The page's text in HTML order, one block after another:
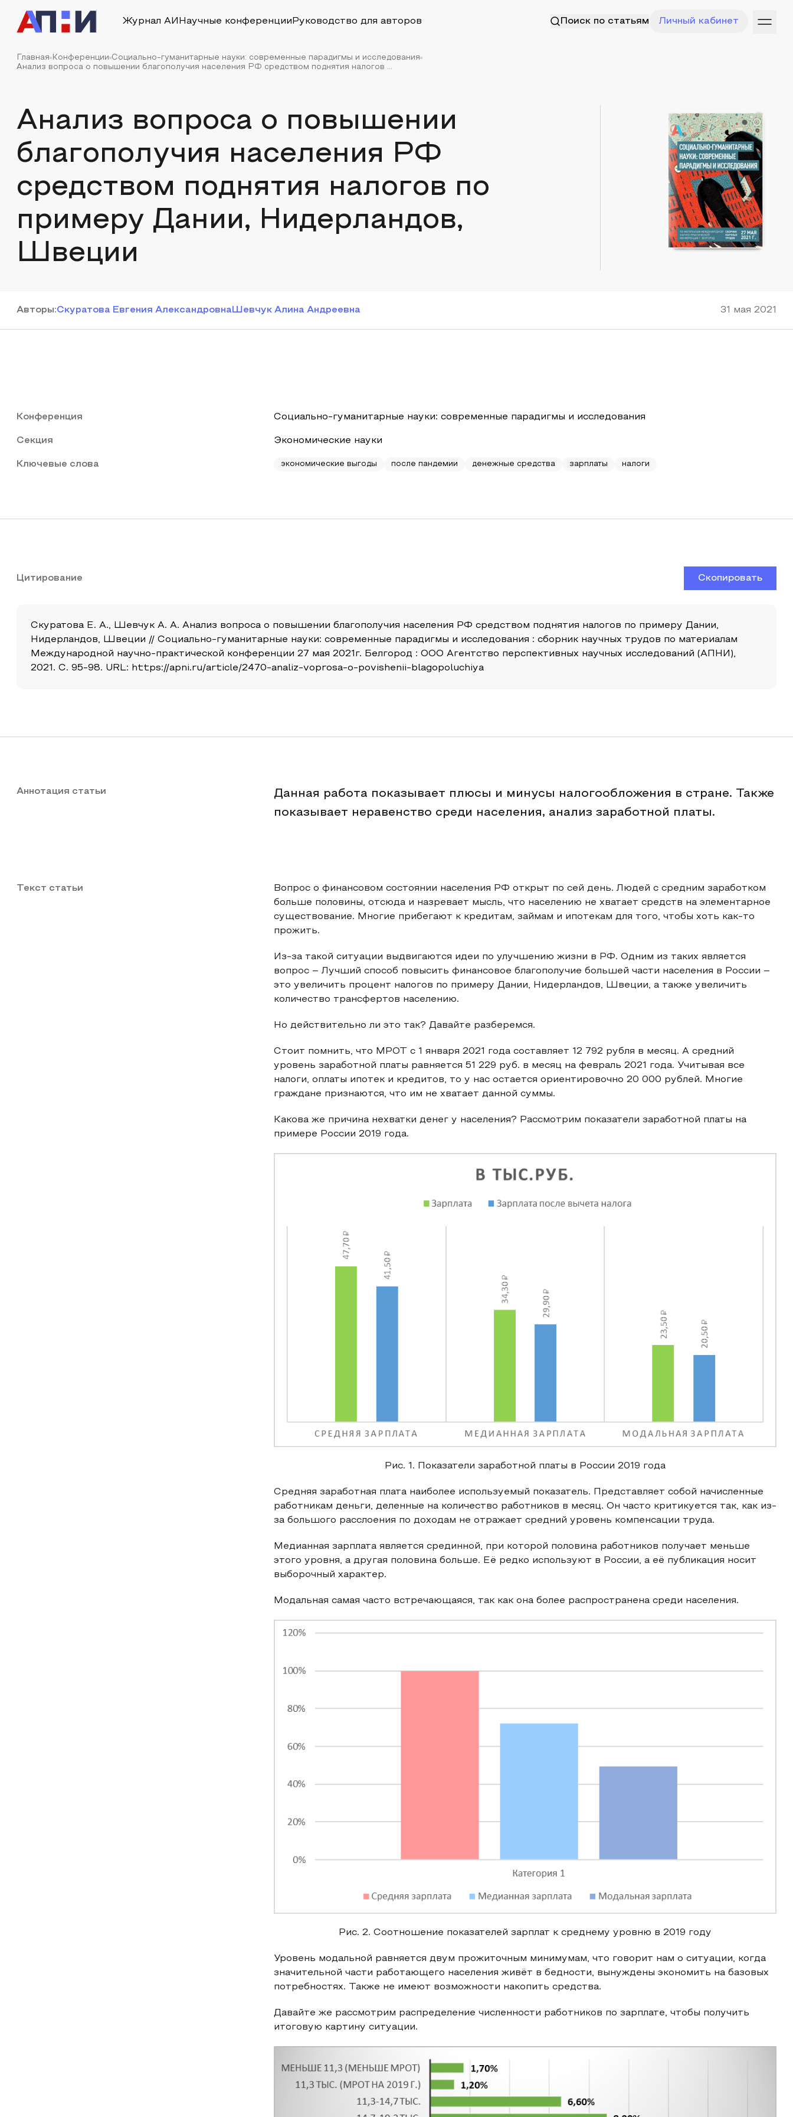
Журнал АИ Научные конференции Руководство для авторов Поиск по статьям Личный кабинет
Главная Конференции Социально-гуманитарные науки: современные парадигмы и исследования
Анализ вопроса о повышении благополучия населения РФ средством поднятия налогов ...
Анализ вопроса о повышении
благополучия населения РФ
средством поднятия налогов по
примеру Дании, Нидерландов,
Швеции
Авторы:Скуратова Евгения Александровна Шевчук Алина Андреевна 31 мая 2021
Конференция Социально-гуманитарные науки: современные парадигмы и исследования
Секция Экономические науки
Ключевые слова экономические выгоды после пандемии денежные средства зарплаты налоги
Цитирование Скопировать
Скуратова Е. А., Шевчук А. А. Анализ вопроса о повышении благополучия населения РФ средством поднятия налогов по примеру Дании,
Нидерландов, Швеции // Социально-гуманитарные науки: современные парадигмы и исследования : сборник научных трудов по материалам
Международной научно-практической конференции 27 мая 2021г. Белгород : ООО Агентство перспективных научных исследований (АПНИ),
2021. С. 95-98. URL: https://apni.ru/article/2470-analiz-voprosa-o-povishenii-blagopoluchiya
Аннотация статьи
Данная работа показывает плюсы и минусы налогообложения в стране. Также
показывает неравенство среди населения, анализ заработной платы.
Текст статьи
Вопрос о финансовом состоянии населения РФ открыт по сей день. Людей с средним заработком
больше половины, отсюда и назревает мысль, что населению не хватает средств на элементарное
существование. Многие прибегают к кредитам, займам и ипотекам для того, чтобы хоть как-то
прожить.
Из-за такой ситуации выдвигаются идеи по улучшению жизни в РФ. Одним из таких является
вопрос – Лучший способ повысить финансовое благополучие большей части населения в России –
это увеличить процент налогов по примеру Дании, Нидерландов, Швеции, а также увеличить
количество трансфертов населению.
Но действительно ли это так? Давайте разберемся.
Стоит помнить, что МРОТ с 1 января 2021 года составляет 12 792 рубля в месяц. А средний
уровень заработной платы равняется 51 229 руб. в месяц на февраль 2021 года. Учитывая все
налоги, оплаты ипотек и кредитов, то у нас остается ориентировочно 20 000 рублей. Многие
граждане признаются, что им не хватает данной суммы.
Какова же причина нехватки денег у населения? Рассмотрим показатели заработной платы на
примере России 2019 года.
Рис. 1. Показатели заработной платы в России 2019 года
Средняя заработная плата наиболее используемый показатель. Представляет собой начисленные
работникам деньги, деленные на количество работников в месяц. Он часто критикуется так, как из-
за большого расслоения по доходам не отражает средний уровень компенсации труда.
Медианная зарплата является срединной, при которой половина работников получает меньше
этого уровня, а другая половина больше. Её редко используют в России, а её публикация носит
выборочный характер.
Модальная самая часто встречающаяся, так как она более распространена среди населения.
Рис. 2. Соотношение показателей зарплат к среднему уровню в 2019 году
Уровень модальной равняется двум прожиточным минимумам, что говорит нам о ситуации, когда
значительной части работающего населения живёт в бедности, вынуждены экономить на базовых
потребностях. Также не имеют возможности накопить средства.
Давайте же рассмотрим распределение численности работников по зарплате, чтобы получить
итоговую картину ситуации.